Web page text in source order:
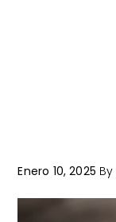
Enero 10, 2025 By